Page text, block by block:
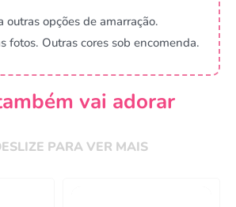
outras opções de amarração.
fotos. Outras cores sob encomenda.
vai adorar
PARA VER MAIS